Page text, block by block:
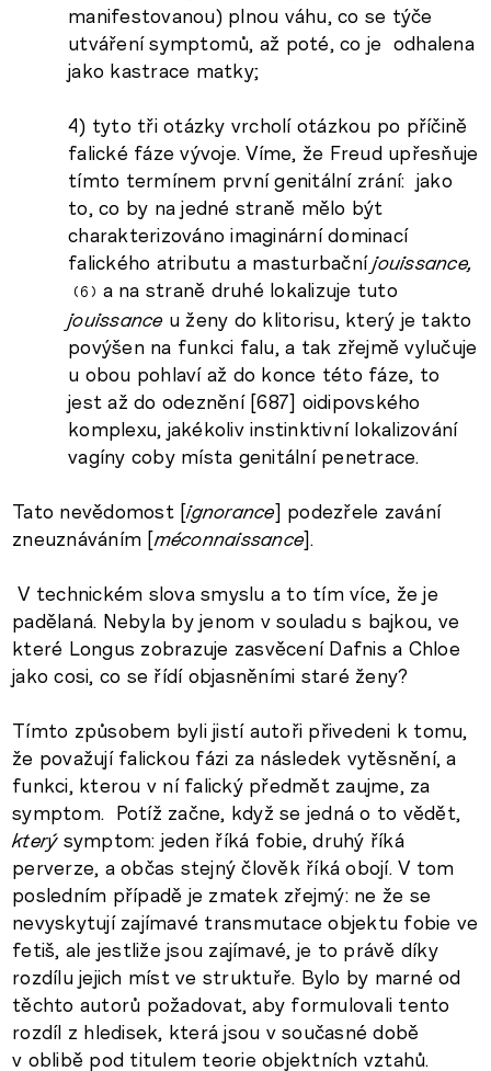
manifestovanou) plnou váhu, co se týče
utváření symptomů, až poté, co je odhalena
jako kastrace matky;
4) tyto tři otázky vrcholí otázkou po příčině
falické fáze vývoje. Víme, že Freud upřesňuje
tímto termínem první genitální zrání: jako
to, co by na jedné straně mělo být
charakterizováno imaginární dominací
falického atributu a masturbačníjouissance,
6
a na straně druhé lokalizuje tuto
jouissance u ženy do klitorisu, který je takto
povýšen na funkci falu, a tak zřejmě vylučuje
u obou pohlaví až do konce této fáze, to
jest až do odeznění [687] oidipovského
komplexu, jakékoliv instinktivní lokalizování
vagíny coby místa genitální penetrace.
Tato nevědomost [ignorance] podezřele zavání
zneuznáváním [méconnaissance].
V technickém slova smyslu a to tím více, že je
padělaná. Nebyla by jenom v souladu s bajkou, ve
které Longus zobrazuje zasvěcení Dafnis a Chloe
jako cosi, co se řídí objasněními staré ženy?
Tímto způsobem byli jistí autoři přivedeni k tomu,
že považují falickou fázi za následek vytěsnění, a
funkci, kterou v ní falický předmět zaujme, za
symptom. Potíž začne, když se jedná o to vědět,
kterýsymptom: jeden říká fobie, druhý říká
perverze, a občas stejný člověk říká obojí. V tom
posledním případě je zmatek zřejmý: ne že se
nevyskytují zajímavé transmutace objektu fobie ve
fetiš, ale jestliže jsou zajímavé, je to právě díky
rozdílu jejich míst ve struktuře. Bylo by marné od
těchto autorů požadovat, aby formulovali tento
rozdíl z hledisek, která jsou v současné době
v oblibě pod titulem teorie objektních vztahů.